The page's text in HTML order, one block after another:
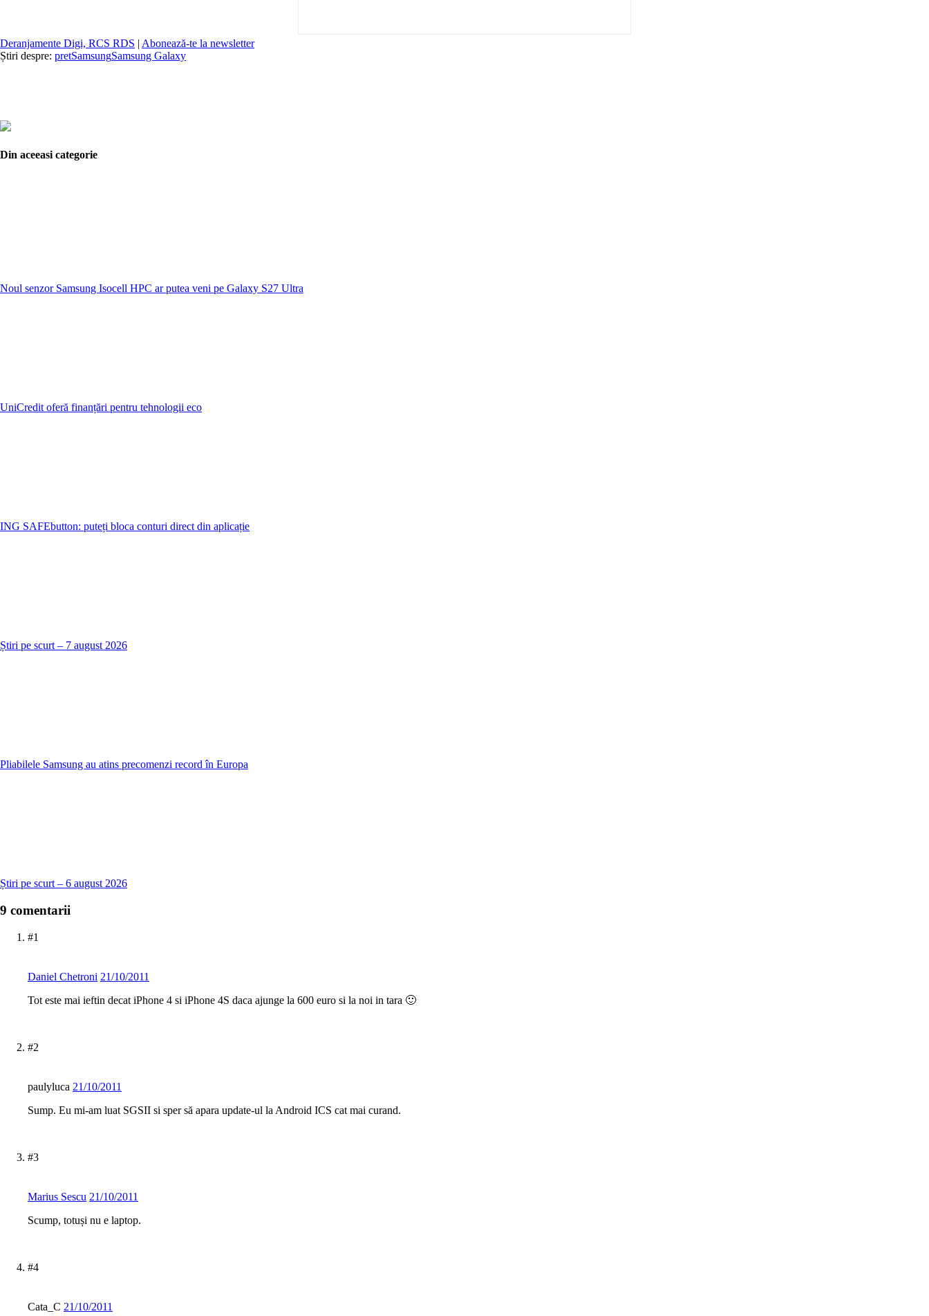
Deranjamente Digi, RCS RDS | Abonează-te la newsletter
Știri despre: pretSamsungSamsung Galaxy
Din aceeasi categorie
Noul senzor Samsung Isocell HPC ar putea veni pe Galaxy S27 Ultra
UniCredit oferă finanțări pentru tehnologii eco
ING SAFEbutton: puteți bloca conturi direct din aplicație
Știri pe scurt – 7 august 2026
Pliabilele Samsung au atins precomenzi record în Europa
Știri pe scurt – 6 august 2026
9 comentarii
#1
Daniel Chetroni 21/10/2011
Tot este mai ieftin decat iPhone 4 si iPhone 4S daca ajunge la 600 euro si la noi in tara 🙂
#2
paulyluca 21/10/2011
Sump. Eu mi-am luat SGSII si sper să apara update-ul la Android ICS cat mai curand.
#3
Marius Sescu 21/10/2011
Scump, totuși nu e laptop.
#4
Cata_C 21/10/2011